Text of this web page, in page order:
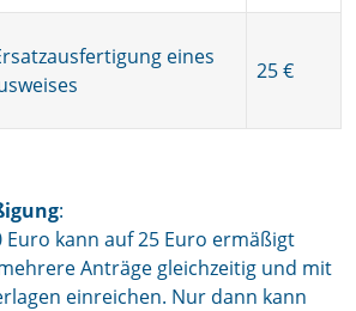
eines
25 €
:
Euro kann auf 25 Euro ermäßigt
Anträge gleichzeitig und mit
einreichen. Nur dann kann